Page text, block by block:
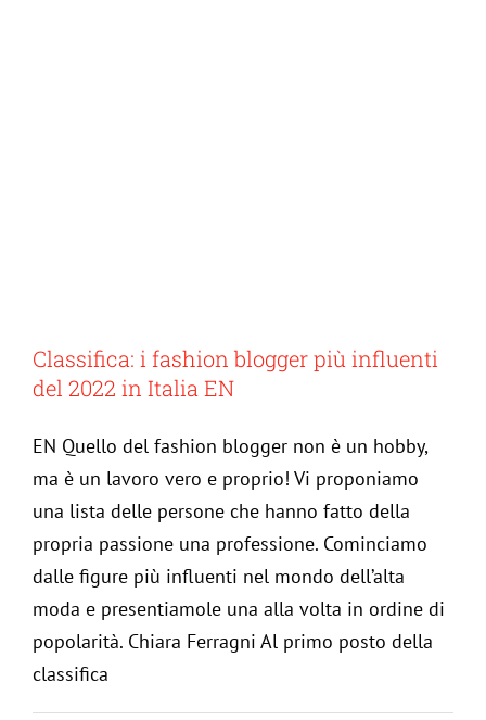
Classifica: i fashion blogger più influenti
del 2022 in Italia EN
EN Quello del fashion blogger non è un hobby,
ma è un lavoro vero e proprio! Vi proponiamo
una lista delle persone che hanno fatto della
propria passione una professione. Cominciamo
dalle figure più influenti nel mondo dell’alta
moda e presentiamole una alla volta in ordine di
popolarità. Chiara Ferragni Al primo posto della
classifica